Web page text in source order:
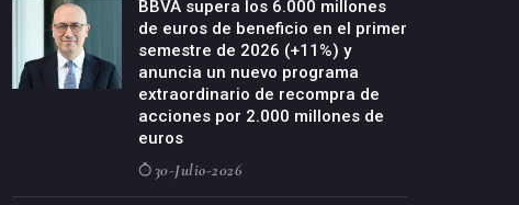
BBVA supera los 6.000 millones
de euros de beneficio en el primer
semestre de 2026 (+11%) y
anuncia un nuevo programa
extraordinario de recompra de
acciones por 2.000 millones de
euros
30-Julio-2026